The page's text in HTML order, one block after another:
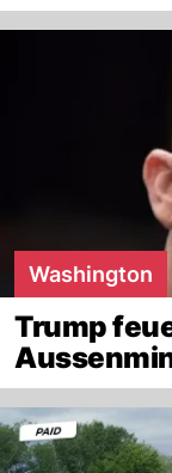
Washington
Trump